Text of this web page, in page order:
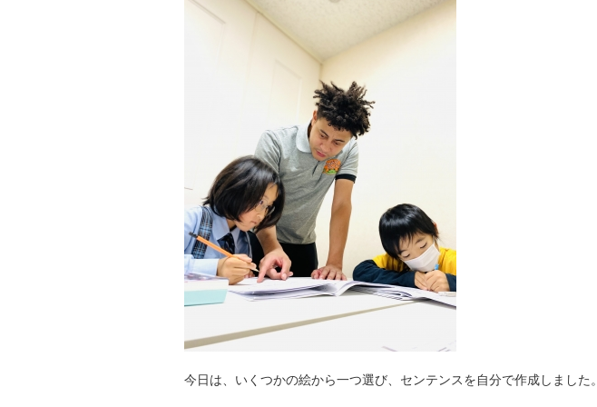
今日は、いくつかの絵から一つ選び、センテンスを自分で作成しました。